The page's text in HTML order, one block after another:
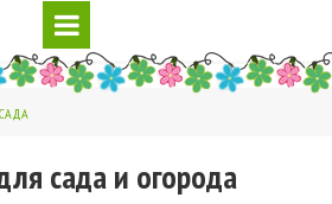
сада и огорода